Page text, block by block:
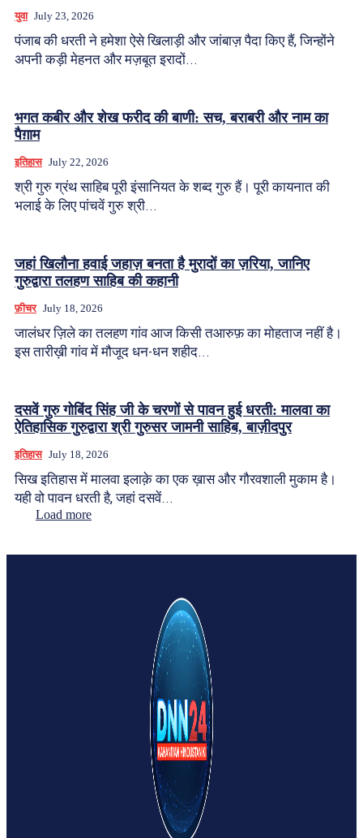
युवा July 23, 2026
पंजाब की धरती ने हमेशा ऐसे खिलाड़ी और जांबाज़ पैदा किए हैं, जिन्होंने
अपनी कड़ी मेहनत और मज़बूत इरादों...
भगत कबीर और शेख फरीद की बाणी: सच, बराबरी और नाम का
पैग़ाम
इतिहास July 22, 2026
श्री गुरु ग्रंथ साहिब पूरी इंसानियत के शब्द गुरु हैं। पूरी कायनात की
भलाई के लिए पांचवें गुरु श्री...
जहां खिलौना हवाई जहाज़ बनता है मुरादों का ज़रिया, जानिए
गुरुद्वारा तलहण साहिब की कहानी
फ़ीचर July 18, 2026
जालंधर ज़िले का तलहण गांव आज किसी तआरुफ़ का मोहताज नहीं है।
इस तारीख़ी गांव में मौजूद धन-धन शहीद...
दसवें गुरु गोबिंद सिंह जी के चरणों से पावन हुई धरती: मालवा का
ऐतिहासिक गुरुद्वारा श्री गुरुसर जामनी साहिब, बाज़ीदपुर
इतिहास July 18, 2026
सिख इतिहास में मालवा इलाक़े का एक ख़ास और गौरवशाली मुकाम है।
यही वो पावन धरती है, जहां दसवें...
Load more